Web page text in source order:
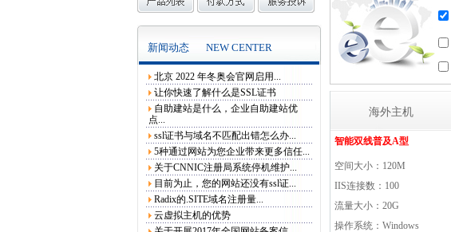
新闻动态 NEW CENTER
北京 2022 年冬奥会官网启用...
让你快速了解什么是SSL证书
自助建站是什么，企业自助建站优
点...
ssl证书与域名不匹配出错怎么办...
5种通过网站为您企业带来更多信任...
关于CNNIC注册局系统停机维护...
目前为止，您的网站还没有ssl证...
Radix的.SITE域名注册量...
云虚拟主机的优势
海外主机
智能双线普及A型
空间大小：120M
IIS连接数：100
流量大小：20G
操作系统：Windows